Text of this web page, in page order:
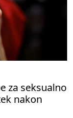
za seksualno
nakon